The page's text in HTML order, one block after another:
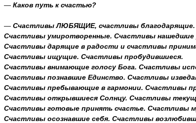
— Каков путь к счастью?
— Счастливы ЛЮБЯЩИЕ, счастливы благодарящие.
Счастливы умиротворенные. Счастливы нашедшие
Счастливы дарящие в радости и счастливы
Счастливы ищущие. Счастливы пробудившиеся.
Счастливы внимающие голосу Бога. Счастливы
Счастливы познавшие Единство. Счастливы
Счастливы пребывающие в гармонии. Счастливы
Счастливы открывшиеся Солнцу. Счастливы
Счастливы готовые принять счастье. Счастливы
Счастливы осознавшие себя. Счастливы